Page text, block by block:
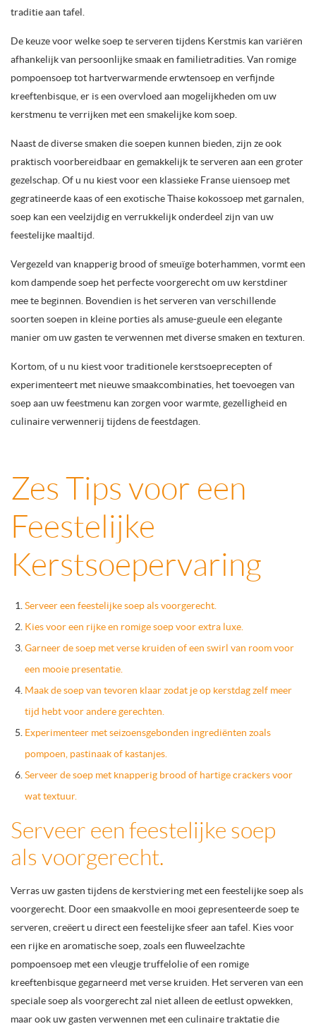
traditie aan tafel.
De keuze voor welke soep te serveren tijdens Kerstmis kan variëren
afhankelijk van persoonlijke smaak en familietradities. Van romige
pompoensoep tot hartverwarmende erwtensoep en verfijnde
kreeftenbisque, er is een overvloed aan mogelijkheden om uw
kerstmenu te verrijken met een smakelijke kom soep.
Naast de diverse smaken die soepen kunnen bieden, zijn ze ook
praktisch voorbereidbaar en gemakkelijk te serveren aan een groter
gezelschap. Of u nu kiest voor een klassieke Franse uiensoep met
gegratineerde kaas of een exotische Thaise kokossoep met garnalen,
soep kan een veelzijdig en verrukkelijk onderdeel zijn van uw
feestelijke maaltijd.
Vergezeld van knapperig brood of smeuïge boterhammen, vormt een
kom dampende soep het perfecte voorgerecht om uw kerstdiner
mee te beginnen. Bovendien is het serveren van verschillende
soorten soepen in kleine porties als amuse-gueule een elegante
manier om uw gasten te verwennen met diverse smaken en texturen.
Kortom, of u nu kiest voor traditionele kerstsoeprecepten of
experimenteert met nieuwe smaakcombinaties, het toevoegen van
soep aan uw feestmenu kan zorgen voor warmte, gezelligheid en
culinaire verwennerij tijdens de feestdagen.
Zes Tips voor een
Feestelijke
Kerstsoepervaring
Serveer een feestelijke soep als voorgerecht.
Kies voor een rijke en romige soep voor extra luxe.
Garneer de soep met verse kruiden of een swirl van room voor
een mooie presentatie.
Maak de soep van tevoren klaar zodat je op kerstdag zelf meer
tijd hebt voor andere gerechten.
Experimenteer met seizoensgebonden ingrediënten zoals
pompoen, pastinaak of kastanjes.
Serveer de soep met knapperig brood of hartige crackers voor
wat textuur.
Serveer een feestelijke soep
als voorgerecht.
Verras uw gasten tijdens de kerstviering met een feestelijke soep als
voorgerecht. Door een smaakvolle en mooi gepresenteerde soep te
serveren, creëert u direct een feestelijke sfeer aan tafel. Kies voor
een rijke en aromatische soep, zoals een fluweelzachte
pompoensoep met een vleugje truffelolie of een romige
kreeftenbisque gegarneerd met verse kruiden. Het serveren van een
speciale soep als voorgerecht zal niet alleen de eetlust opwekken,
maar ook uw gasten verwennen met een culinaire traktatie die